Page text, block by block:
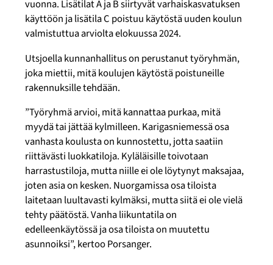
vuonna. Lisätilat A ja B siirtyvät varhaiskasvatuksen
käyttöön ja lisätila C poistuu käytöstä uuden koulun
valmistuttua arviolta elokuussa 2024.
Utsjoella kunnanhallitus on perustanut työryhmän,
joka miettii, mitä koulujen käytöstä poistuneille
rakennuksille tehdään.
”Työryhmä arvioi, mitä kannattaa purkaa, mitä
myydä tai jättää kylmilleen. Karigasniemessä osa
vanhasta koulusta on kunnostettu, jotta saatiin
riittävästi luokkatiloja. Kyläläisille toivotaan
harrastustiloja, mutta niille ei ole löytynyt maksajaa,
joten asia on kesken. Nuorgamissa osa tiloista
laitetaan luultavasti kylmäksi, mutta siitä ei ole vielä
tehty päätöstä. Vanha liikuntatila on
edelleenkäytössä ja osa tiloista on muutettu
asunnoiksi”, kertoo Porsanger.